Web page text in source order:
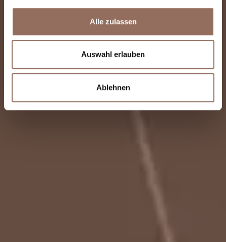
Alle zulassen
Auswahl erlauben
Ablehnen